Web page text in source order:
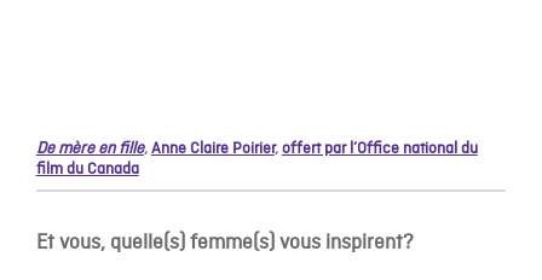
De mère en fille,Anne Claire Poirier,offert par l’Office national du
film du Canada
Et vous, quelle(s) femme(s) vous inspirent?